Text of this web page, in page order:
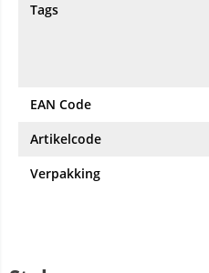
Tags
EAN Code
Artikelcode
Verpakking